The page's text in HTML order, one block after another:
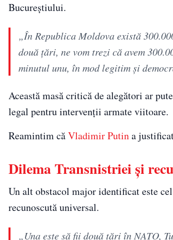
Bucureștiului.
„În Republica Moldova există
două țări, ne vom trezi că avem
minutul unu, în mod legitim și
Această masă critică de alegători ar
legal pentru intervenții armate viitoare.
Reamintim căVladimir Putina
Dilema Transnistriei și
Un alt obstacol major identificat este
recunoscută universal.
„Una este să fii două țări în NATO,